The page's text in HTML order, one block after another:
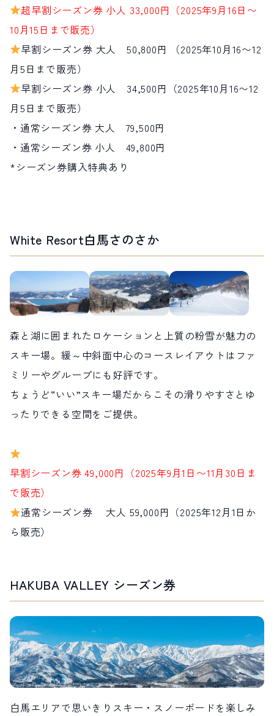
超早割シーズン券 小人 33,000円（2025年9月16日〜
10月15日まで販売）
早割シーズン券 大人 50,800円 （2025年10月16〜12
月5日まで販売）
早割シーズン券 小人 34,500円（2025年10月16〜12
月5日まで販売）
・通常シーズン券 大人 79,500円
・通常シーズン券 小人 49,800円
*シーズン券購入特典あり
White Resort白馬さのさか
森と湖に囲まれたロケーションと上質の粉雪が魅力の
スキー場。緩～中斜面中心のコースレイアウトはファ
ミリーやグループにも好評です。
ちょうど“いい”スキー場だからこその滑りやすさとゆ
ったりできる空間をご提供。
早割シーズン券 49,000円（2025年9月1日〜11月30日ま
で販売）
通常シーズン券 大人 59,000円（2025年12月1日か
ら販売）
HAKUBA VALLEY シーズン券
白馬エリアで思いきりスキー・スノーボードを楽しみ